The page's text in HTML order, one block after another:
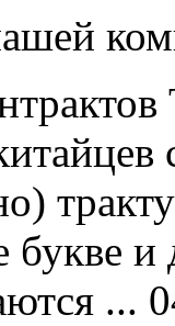
букве
...